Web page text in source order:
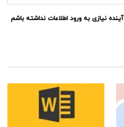
نیازی به ورود اطلاعات نداشته باشم